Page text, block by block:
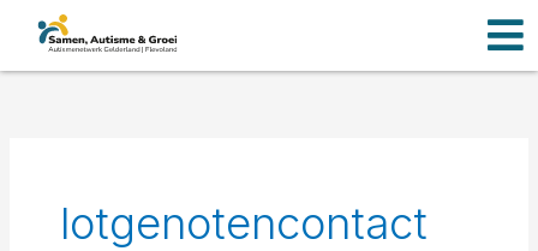
lotgenotencontact